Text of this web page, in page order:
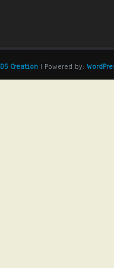
D5 Creation | Powered by: